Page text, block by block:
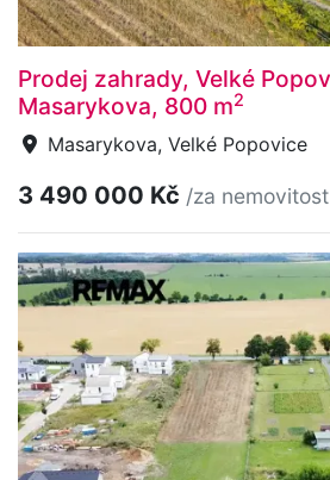
Prodej zahrady, Velké
Masarykova, 800 m2
Masarykova, Velké Popovice
3 490 000 Kč /za nemovitost